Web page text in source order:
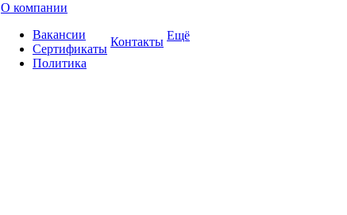
О компании
Вакансии
Сертификаты
Политика
Контакты Ещё